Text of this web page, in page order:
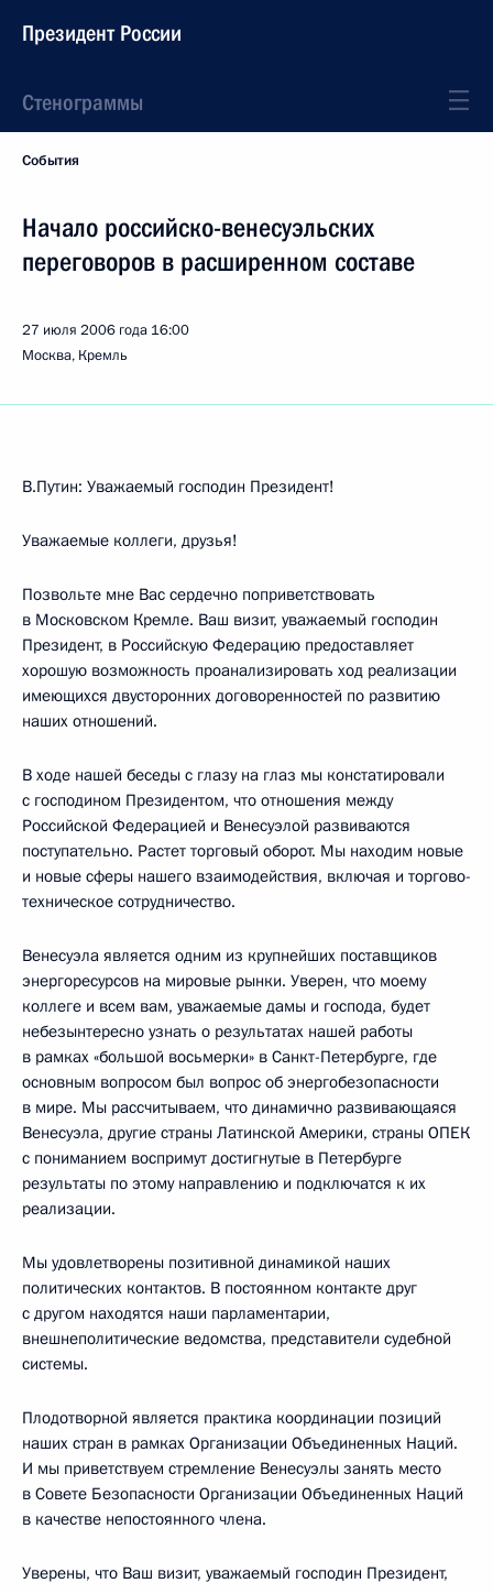
Президент России
Стенограммы
События
Начало российско-венесуэльских
переговоров в расширенном составе
27 июля 2006 года 16:00
Москва, Кремль
В.Путин: Уважаемый господин Президент!
Уважаемые коллеги, друзья!
Позвольте мне Вас сердечно поприветствовать
в Московском Кремле. Ваш визит, уважаемый господин
Президент, в Российскую Федерацию предоставляет
хорошую возможность проанализировать ход реализации
имеющихся двусторонних договоренностей по развитию
наших отношений.
В ходе нашей беседы с глазу на глаз мы констатировали
с господином Президентом, что отношения между
Российской Федерацией и Венесуэлой развиваются
поступательно. Растет торговый оборот. Мы находим новые
и новые сферы нашего взаимодействия, включая и торгово-
техническое сотрудничество.
Венесуэла является одним из крупнейших поставщиков
энергоресурсов на мировые рынки. Уверен, что моему
коллеге и всем вам, уважаемые дамы и господа, будет
небезынтересно узнать о результатах нашей работы
в рамках «большой восьмерки» в Санкт-Петербурге, где
основным вопросом был вопрос об энергобезопасности
в мире. Мы рассчитываем, что динамично развивающаяся
Венесуэла, другие страны Латинской Америки, страны ОПЕК
с пониманием воспримут достигнутые в Петербурге
результаты по этому направлению и подключатся к их
реализации.
Мы удовлетворены позитивной динамикой наших
политических контактов. В постоянном контакте друг
с другом находятся наши парламентарии,
внешнеполитические ведомства, представители судебной
системы.
Плодотворной является практика координации позиций
наших стран в рамках Организации Объединенных Наций.
И мы приветствуем стремление Венесуэлы занять место
в Совете Безопасности Организации Объединенных Наций
в качестве непостоянного члена.
Уверены, что Ваш визит, уважаемый господин Президент,